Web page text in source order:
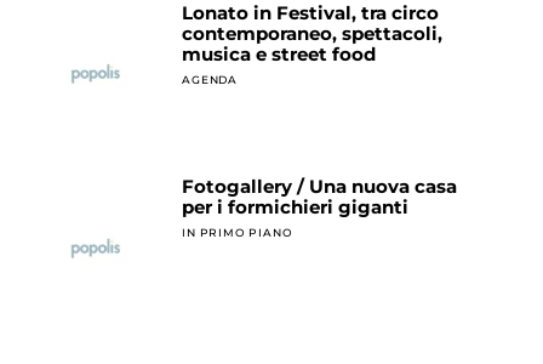
Lonato in Festival, tra circo
contemporaneo, spettacoli,
musica e street food
AGENDA
Fotogallery / Una nuova casa
per i formichieri giganti
IN PRIMO PIANO